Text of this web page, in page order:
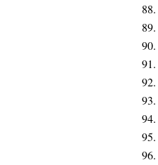
88.
89.
90.
91.
92.
93.
94.
95.
96.